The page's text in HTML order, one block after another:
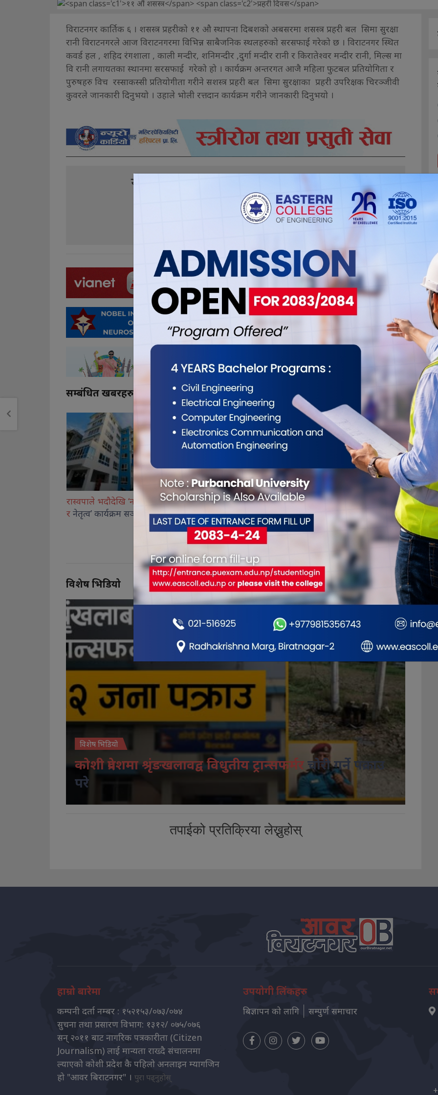
विराटनगर कार्तिक ६ । शसस्त्र प्रहरीको ११ औ स्थापना दिबशको अबसरमा शसस्त्र प्रहरी बल सिमा सुरक्षा
रानी विराटनगरले आज विराटनगरमा विभिन्न साबैजनिक स्थलहरुको सरसफाई गरेको छ । विराटनगर स्थित
कवर्ड हल , शहिद रंगशाला , काली मन्दीर, शनिमन्दीर ,दुर्गा मन्दीर रानी र किरातेश्वर मन्दीर रानी, मिल्स मा
वि रानी लगायतका स्थानमा सरसफाई गरेको हो । कार्यक्रम अन्तरगत आजै महिला फुटबल प्रतियोगिता र
पुरुषहरु विच रस्साकस्सी प्रतियोगीता गरीने सशस्त्र प्रहरी बल सिमा सुरक्षाका प्रहरी उपरिक्षक चिरञ्जीवी
कुवरले जानकारी दिनुभयो । उहाले भोली रत्तदान कार्यक्रम गरीने जानकारी दिनुभयो ।
यो खबर पढेर तपाईलाई कस्तो महसुस भयो ?
0 0 0
सम्बंधित खबरहरु
रास्वपाले भदौदेखि ‘नागरिक, नीति
नेतृत्व’ कार्यक्रम सञ्चालन गर्ने
विराटनगरसहित मोरङका ग्यास
डिपो र
पसलमा प्रशासनको छड्के
आदिवासी जनजातिहरूको विशिष्ट
पहिचान र संस्कृति नेपालको
राष्ट्रिय गौरव हो : राष्ट्रपति पौडेल
आर्थिक वृद्धिलाई समावेशी
सुशासन र
समृद्धि
भट्ट
विशेष भिडियो
विशेष भिडियो
कोशी प्रदेशमा श्रृंङखलावद्व विधुतीय ट्रान्सफर्मरचोरी गर्ने पक्राउ
परे
तपाईको प्रतिक्रिया लेख्नुहोस्
हाम्रो बारेमा
कम्पनी दर्ता नम्बर : १५२१५३/०७३/०७४
सुचना तथा प्रसारण विभाग: १३१२/ ०७५/०७६
सन् २०११ बाट नागरिक पत्रकारीता (Citizen
Journalism) लाई मान्यता राख्दै संचालनमा
ल्याएको कोशी प्रदेश कै पहिलो अनलाइन म्यागजिन
हो "आवर बिराटनगर" । पुरा पढ्नुहोस्
उपयोगी लिंकहरु
बिज्ञापन को लागि सम्पुर्ण समाचार